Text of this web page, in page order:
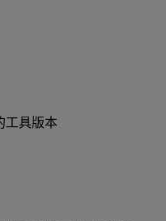
工具版本